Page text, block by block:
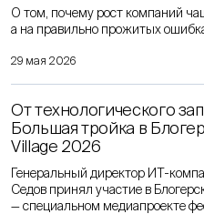
О том, почему рост компаний
а на правильно прожитых
29 мая 2026
От технологического
Большая тройка в
Village 2026
Генеральный директор ИТ-
Седов принял участие в
— специальном медиапроекте